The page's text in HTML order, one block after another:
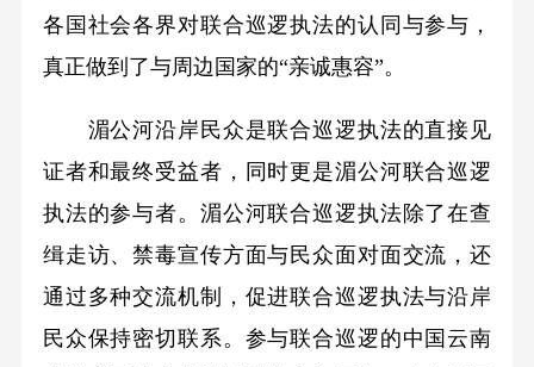
各国社会各界对联合巡逻执法的认同与参与，
真正做到了与周边国家的“亲诚惠容”。
湄公河沿岸民众是联合巡逻执法的直接见
证者和最终受益者，同时更是湄公河联合巡逻
执法的参与者。湄公河联合巡逻执法除了在查
缉走访、禁毒宣传方面与民众面对面交流，还
通过多种交流机制，促进联合巡逻执法与沿岸
民众保持密切联系。参与联合巡逻的中国云南